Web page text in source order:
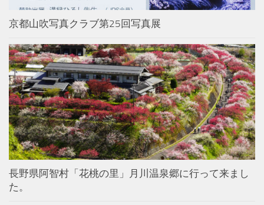
京都山吹写真クラブ第25回写真展
長野県阿智村「花桃の里」月川温泉郷に行って来まし
た。